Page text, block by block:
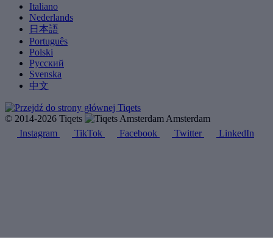
Italiano
Nederlands
日本語
Português
Polski
Русский
Svenska
中文
© 2014-2026 Tiqets
Amsterdam
Instagram
TikTok Facebook Twitter LinkedIn